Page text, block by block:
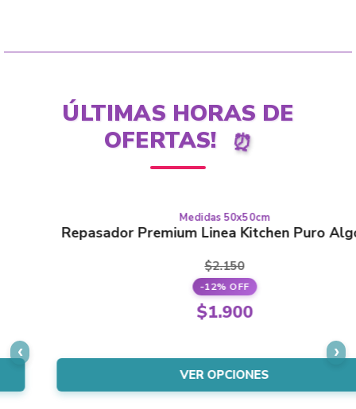
ÚLTIMAS HORAS DE
OFERTAS! ⏰
Medidas 50x50cm
Repasador Premium Linea Kitchen Puro Algodón
-12% OFF
precio
era:
$2.150.
1.900
precio
actual
es:
VER OPCIONES
Este
producto
tiene
varias
variantes.
se
pueden
elegir